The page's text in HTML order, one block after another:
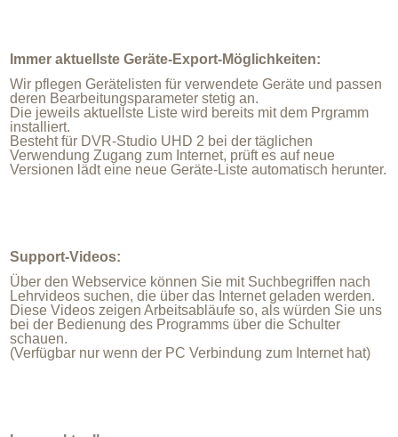
Immer aktuellste Geräte-Export-Möglichkeiten:
Wir pflegen Gerätelisten für verwendete Geräte und passen
deren Bearbeitungsparameter stetig an.
Die jeweils aktuellste Liste wird bereits mit dem Prgramm
installiert.
Besteht für DVR-Studio UHD 2 bei der täglichen
Verwendung Zugang zum Internet, prüft es auf neue
Versionen lädt eine neue Geräte-Liste automatisch herunter.
Support-Videos:
Über den Webservice können Sie mit Suchbegriffen nach
Lehrvideos suchen, die über das Internet geladen werden.
Diese Videos zeigen Arbeitsabläufe so, als würden Sie uns
bei der Bedienung des Programms über die Schulter
schauen.
(Verfügbar nur wenn der PC Verbindung zum Internet hat)